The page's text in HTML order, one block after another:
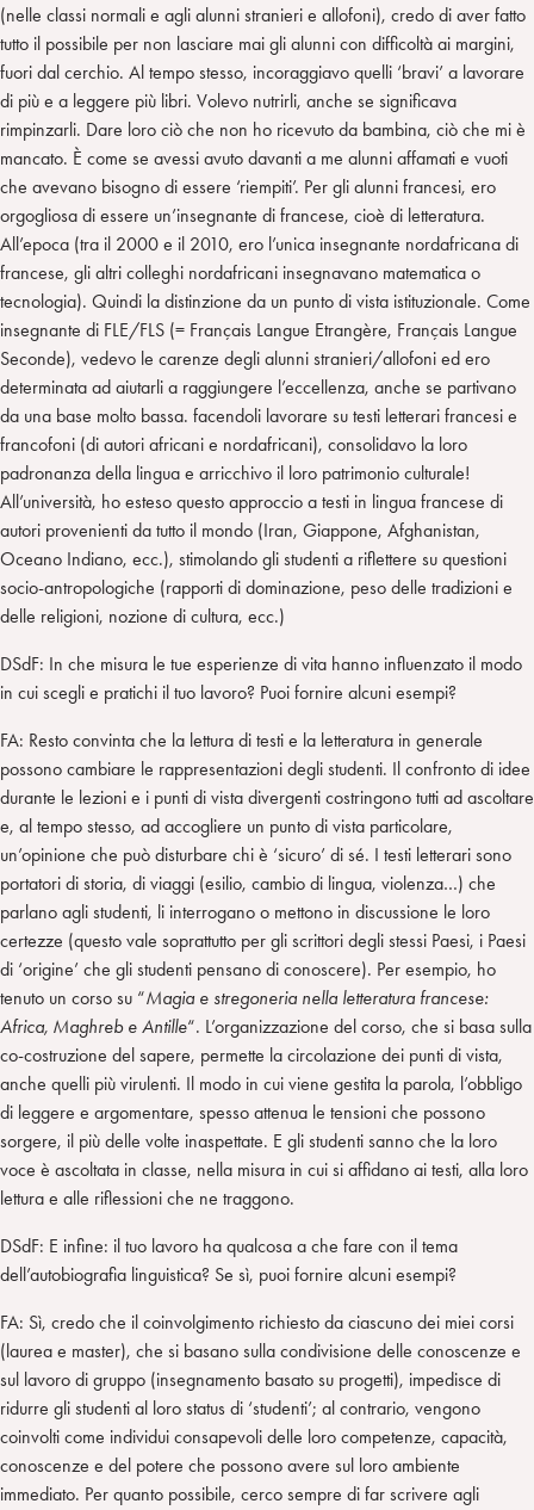
(nelle classi normali e agli alunni stranieri e allofoni), credo di aver fatto
tutto il possibile per non lasciare mai gli alunni con difficoltà ai margini,
fuori dal cerchio. Al tempo stesso, incoraggiavo quelli ‘bravi’ a lavorare
di più e a leggere più libri. Volevo nutrirli, anche se significava
rimpinzarli. Dare loro ciò che non ho ricevuto da bambina, ciò che mi è
mancato. È come se avessi avuto davanti a me alunni affamati e vuoti
che avevano bisogno di essere ‘riempiti’. Per gli alunni francesi, ero
orgogliosa di essere un’insegnante di francese, cioè di letteratura.
All’epoca (tra il 2000 e il 2010, ero l’unica insegnante nordafricana di
francese, gli altri colleghi nordafricani insegnavano matematica o
tecnologia). Quindi la distinzione da un punto di vista istituzionale. Come
insegnante di FLE/FLS (= Français Langue Etrangère, Français Langue
Seconde), vedevo le carenze degli alunni stranieri/allofoni ed ero
determinata ad aiutarli a raggiungere l’eccellenza, anche se partivano
da una base molto bassa. facendoli lavorare su testi letterari francesi e
francofoni (di autori africani e nordafricani), consolidavo la loro
padronanza della lingua e arricchivo il loro patrimonio culturale!
All’università, ho esteso questo approccio a testi in lingua francese di
autori provenienti da tutto il mondo (Iran, Giappone, Afghanistan,
Oceano Indiano, ecc.), stimolando gli studenti a riflettere su questioni
socio-antropologiche (rapporti di dominazione, peso delle tradizioni e
delle religioni, nozione di cultura, ecc.)
DSdF: In che misura le tue esperienze di vita hanno influenzato il modo
in cui scegli e pratichi il tuo lavoro? Puoi fornire alcuni esempi?
FA: Resto convinta che la lettura di testi e la letteratura in generale
possono cambiare le rappresentazioni degli studenti. Il confronto di idee
durante le lezioni e i punti di vista divergenti costringono tutti ad ascoltare
e, al tempo stesso, ad accogliere un punto di vista particolare,
un’opinione che può disturbare chi è ‘sicuro’ di sé. I testi letterari sono
portatori di storia, di viaggi (esilio, cambio di lingua, violenza…) che
parlano agli studenti, li interrogano o mettono in discussione le loro
certezze (questo vale soprattutto per gli scrittori degli stessi Paesi, i Paesi
di ‘origine’ che gli studenti pensano di conoscere). Per esempio, ho
tenuto un corso su “Magia e stregoneria nella letteratura francese:
Africa, Maghreb e Antille“. L’organizzazione del corso, che si basa sulla
co-costruzione del sapere, permette la circolazione dei punti di vista,
anche quelli più virulenti. Il modo in cui viene gestita la parola, l’obbligo
di leggere e argomentare, spesso attenua le tensioni che possono
sorgere, il più delle volte inaspettate. E gli studenti sanno che la loro
voce è ascoltata in classe, nella misura in cui si affidano ai testi, alla loro
lettura e alle riflessioni che ne traggono.
DSdF: E infine: il tuo lavoro ha qualcosa a che fare con il tema
dell’autobiografia linguistica? Se sì, puoi fornire alcuni esempi?
FA: Sì, credo che il coinvolgimento richiesto da ciascuno dei miei corsi
(laurea e master), che si basano sulla condivisione delle conoscenze e
sul lavoro di gruppo (insegnamento basato su progetti), impedisce di
ridurre gli studenti al loro status di ‘studenti’; al contrario, vengono
coinvolti come individui consapevoli delle loro competenze, capacità,
conoscenze e del potere che possono avere sul loro ambiente
immediato. Per quanto possibile, cerco sempre di far scrivere agli